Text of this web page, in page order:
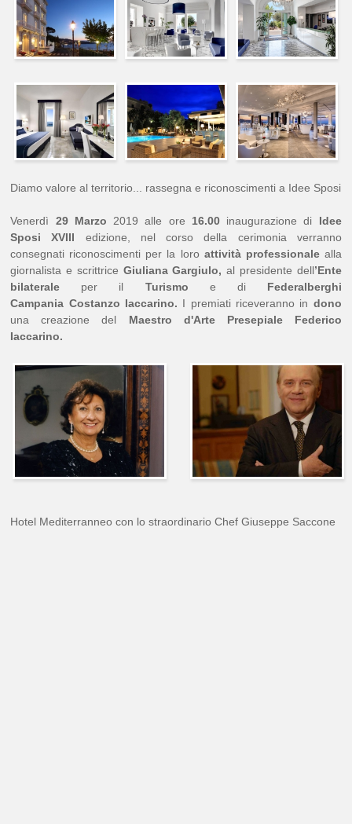
Diamo valore al territorio... rassegna e riconoscimenti a Idee Sposi
Venerdì 29 Marzo 2019 alle ore 16.00inaugurazione di Idee
Sposi XVIII edizione, nel corso della cerimonia verranno
consegnati riconoscimenti per la loro attività professionalealla
giornalista e scrittrice Giuliana Gargiulo, al presidente dell’Ente
bilaterale per il Turismo e di Federalberghi
Campania Costanzo Iaccarino. I premiati riceveranno in dono
una creazione del Maestro d'Arte Presepiale
Federico
Iaccarino.
Hotel Mediterranneo con lo straordinario Chef Giuseppe Saccone